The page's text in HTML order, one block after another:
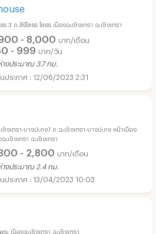
ร 3 ถ.สิริโสธร โสธร เมืองฉะเชิงเทรา ฉะเชิงเทรา
- 8,000 บาท/เดือน
- 999 บาท/วัน
างประมาณ 3.7 กม.
12/06/2023 2:31
ชิงเทรา-บางปะกง7 ถ.ฉะเชิงเทรา-บางปะกง หน้าเมือง
ฉะเชิงเทรา ฉะเชิงเทรา
- 2,800 บาท/เดือน
างประมาณ 2.4 กม.
13/04/2023 10:03
ระ เมืองฉะเชิงเทรา ฉะเชิงเทรา